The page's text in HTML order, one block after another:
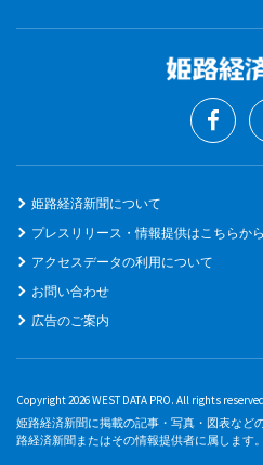
姫路経済新聞について
プレスリリース・情報提供はこちらから
アクセスデータの利用について
お問い合わせ
広告のご案内
Copyright 2026 WEST DATA PRO. All rights
姫路経済新聞に掲載の記事・写真・図表など
路経済新聞またはその情報提供者に属します。